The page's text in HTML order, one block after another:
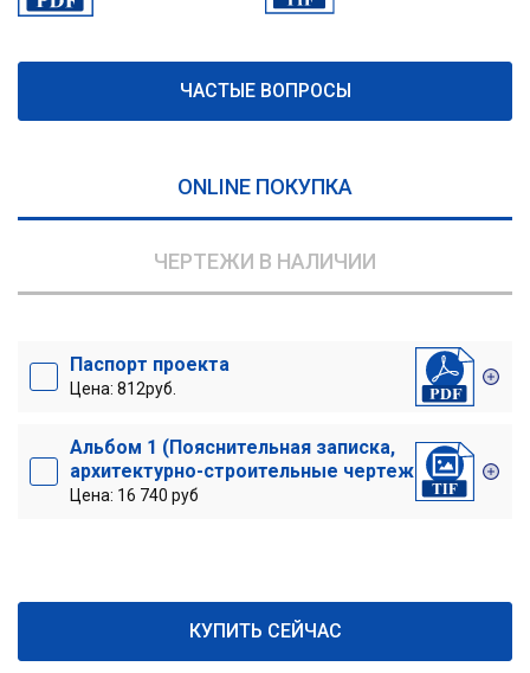
ЧАСТЫЕ ВОПРОСЫ
ONLINE ПОКУПКА
ЧЕРТЕЖИ В НАЛИЧИИ
Паспорт проекта
Цена: 812руб.
Альбом 1 (Пояснительная записка,
архитектурно-строительные чертежи)
Цена: 16 740 руб
КУПИТЬ СЕЙЧАС